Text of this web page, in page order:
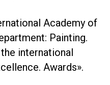
Academy of
Painting.
international
Awards».